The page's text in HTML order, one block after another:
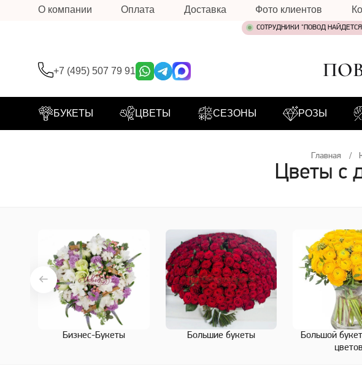
О компании Оплата Доставка Фото клиентов
СОТРУДНИКИ "ПОВОД
+7 (495) 507 79 91
БУКЕТЫ ЦВЕТЫ СЕЗОНЫ РОЗЫ
Главная
Цветы с
Бизнес-Букеты Большие букеты
Большой
цветов